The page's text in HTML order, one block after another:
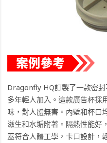
Dragonfly HQ訂製了一款密
多年輕人加入。這款廣告杯採
味，對人體無害。內壁和杯口
滋生和水垢附著。隔熱性能好
蓋符合人體工學，卡口設計，